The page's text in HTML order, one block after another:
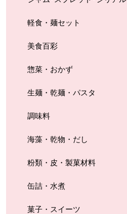
軽食・麺セット
美食百彩
惣菜・おかず
生麺・乾麺・パスタ
調味料
海藻・乾物・だし
粉類・皮・製菓材料
缶詰・水煮
菓子・スイーツ